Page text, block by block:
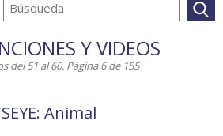
Y VIDEOS
del 51 al 60. Página 6 de 155
Animal